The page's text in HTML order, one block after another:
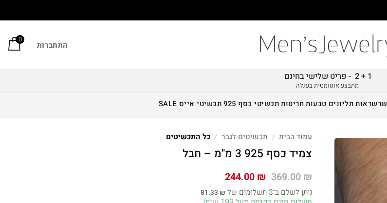
התחברות
0
1 + 2 - פריט שלישי בחינם
מתבצע אוטומטית בעגלה
שרשראותתליונים טבעותחריטותתכשיטי כסף 925 תכשיטי אייס SALE
עמוד הבית / תכשיטים לגבר / כל התכשיטים
צמיד כסף 925 3 מ"מ – חבל
369.00₪ המחיר
המקורי
היה:
244.00 ₪ המחיר
הנוכחי
הוא: ניתן לשלם ב־3 תשלומים של 81.33 ₪